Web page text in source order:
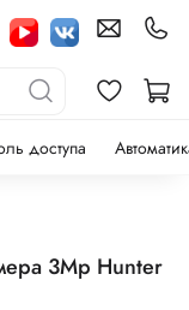
доступа
3Mp Hunter